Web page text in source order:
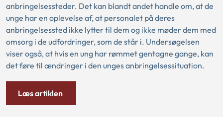
anbringelsessteder. Det kan blandt andet handle om, at de
unge har en oplevelse af, at personalet på deres
anbringelsessted ikke lytter til dem og ikke møder dem med
omsorg i de udfordringer, som de står i. Undersøgelsen
viser også, at hvis en ung har rømmet gentagne gange, kan
det føre til ændringer i den unges anbringelsessituation.
Læs artiklen